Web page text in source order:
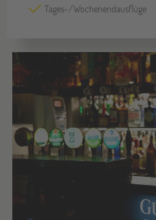
Tages-/Wochenendausflüge